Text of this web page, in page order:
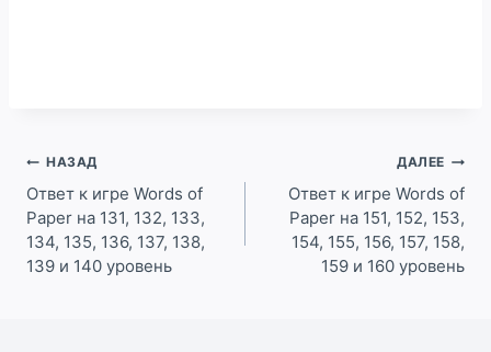
Навигация
по
записям
НАЗАД
Ответ к игре Words of
Paper на 131, 132, 133,
134, 135, 136, 137, 138,
139 и 140 уровень
ДАЛЕЕ
Ответ к игре Words of
Paper на 151, 152, 153,
154, 155, 156, 157, 158,
159 и 160 уровень